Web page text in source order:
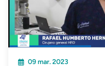
09 mar. 2023